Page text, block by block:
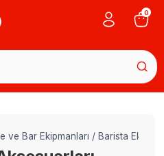
0
ve Bar Ekipmanları / Barista